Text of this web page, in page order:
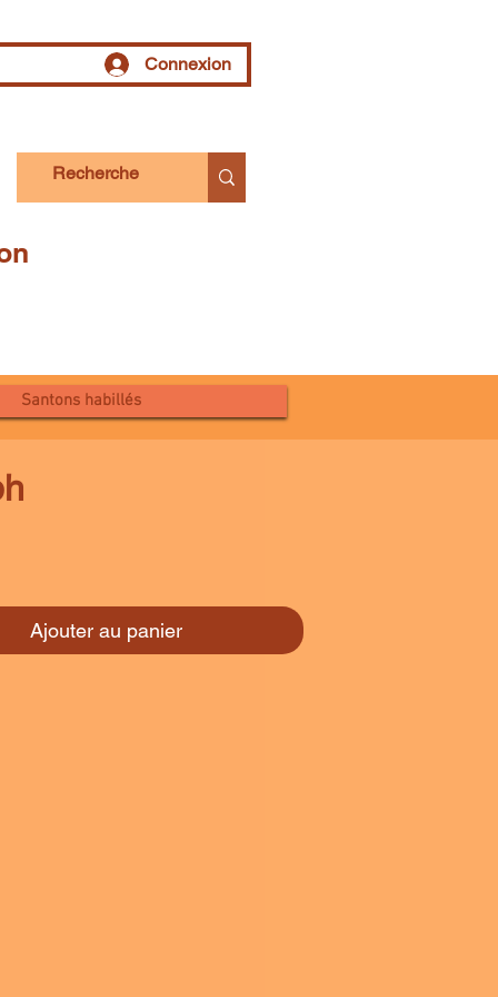
Connexion
Santons habillés
Ajouter au panier